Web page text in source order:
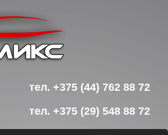
тел. +375 (44) 762 88 72
тел. +375 (29) 548 88 72